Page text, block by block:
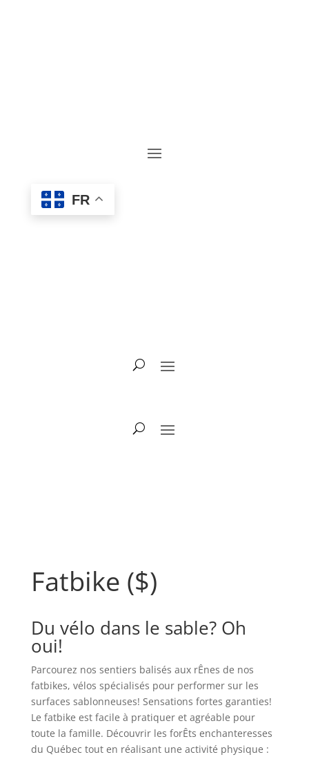
FR
Fatbike ($)
Du vélo dans le sable? Oh
oui!
Parcourez nos sentiers balisés aux rÊnes de nos
fatbikes, vélos spécialisés pour performer sur les
surfaces sablonneuses! Sensations fortes garanties!
Le fatbike est facile à pratiquer et agréable pour
toute la famille. Découvrir les forÊts enchanteresses
du Québec tout en réalisant une activité physique :